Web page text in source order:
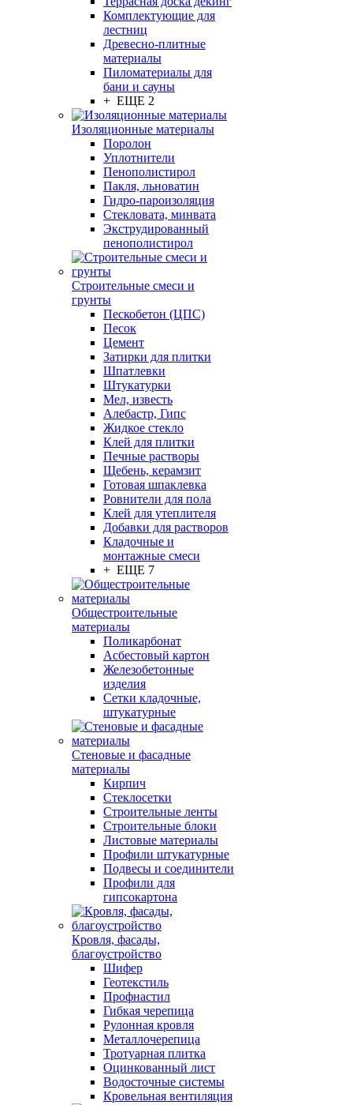
Комплектующие для
лестниц
Древесно-плитные
материалы
Пиломатериалы для
бани и сауны
+ ЕЩЕ 2
Изоляционные материалы
Поролон
Уплотнители
Пенополистирол
Пакля, льноватин
Гидро-пароизоляция
Стекловата, минвата
Экструдированный
пенополистирол
Строительные смеси и
грунты
Пескобетон (ЦПС)
Песок
Цемент
Затирки для плитки
Шпатлевки
Штукатурки
Мел, известь
Алебастр, Гипс
Жидкое стекло
Клей для плитки
Печные растворы
Щебень, керамзит
Готовая шпаклевка
Ровнители для пола
Клей для утеплителя
Добавки для растворов
Кладочные и
монтажные смеси
+ ЕЩЕ 7
Общестроительные
материалы
Поликарбонат
Асбестовый картон
Железобетонные
изделия
Сетки кладочные,
штукатурные
Стеновые и фасадные
материалы
Кирпич
Стеклосетки
Строительные ленты
Строительные блоки
Листовые материалы
Профили штукатурные
Подвесы и соединители
Профили для
гипсокартона
Кровля, фасады,
благоустройство
Шифер
Геотекстиль
Профнастил
Гибкая черепица
Рулонная кровля
Металлочерепица
Тротуарная плитка
Оцинкованный лист
Водосточные системы
Кровельная вентиляция